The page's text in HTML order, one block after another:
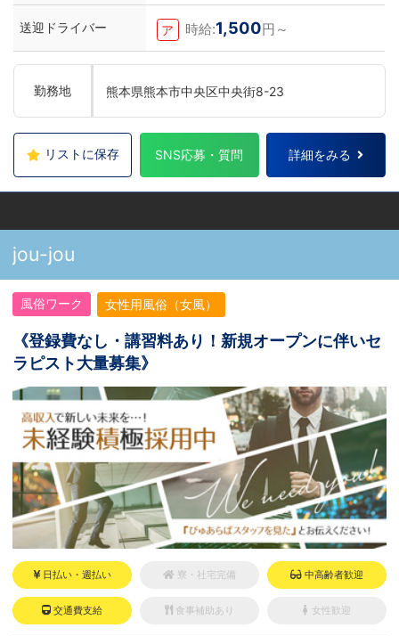
送迎ドライバー ア 時給:1,500円～
勤務地 熊本県熊本市中央区中央街8-23
リストに保存 SNS応募・質問 詳細をみる
jou-jou
風俗ワーク 女性用風俗（女風）
《登録費なし・講習料あり！新規オープンに伴いセ
ラピスト大量募集》
日払い・週払い 寮・社宅完備 中高齢者歓迎
交通費支給 食事補助あり 女性歓迎